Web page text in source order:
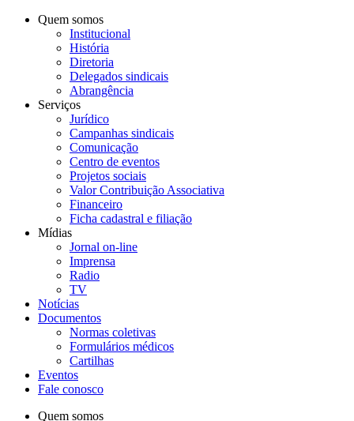
Quem somos
Institucional
História
Diretoria
Delegados sindicais
Abrangência
Serviços
Jurídico
Campanhas sindicais
Comunicação
Centro de eventos
Projetos sociais
Valor Contribuição Associativa
Financeiro
Ficha cadastral e filiação
Mídias
Jornal on-line
Imprensa
Radio
TV
Notícias
Documentos
Normas coletivas
Formulários médicos
Cartilhas
Eventos
Fale conosco
Quem somos